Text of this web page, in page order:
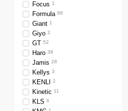
Focus 1
Formula 86
Giant 1
Giyo 2
GT 52
Haro 38
Jamis 28
Kellys 3
KENLI 2
Kinetic 11
KLS 6